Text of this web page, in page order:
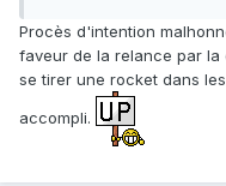
Procès d'intention
faveur de la relance par
se tirer une rocket dans
accompli.